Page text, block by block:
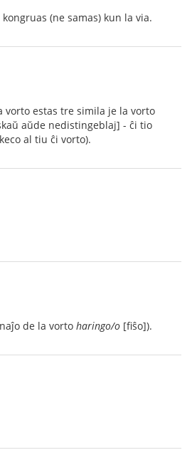
(ne samas) kun la via.
vorto estas tre simila je la vorto
aŭde nedistingeblaj] - ĉi tio
al tiu ĉi vorto).
de la vorto haringo/o [fiŝo]).